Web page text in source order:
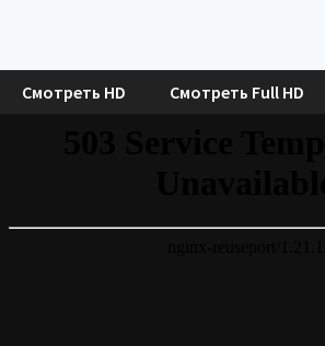
Смотреть HD Смотреть Full HD